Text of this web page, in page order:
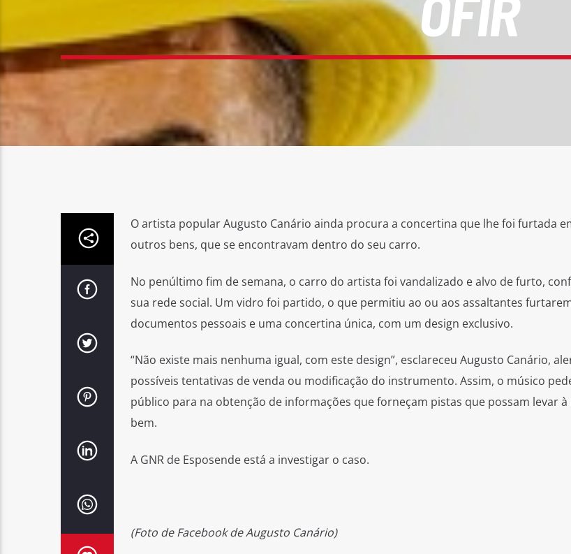
O artista popular Augusto Canário ainda procura a concertina que lhe foi furtada
outros bens, que se encontravam dentro do seu carro.
No penúltimo fim de semana, o carro do artista foi vandalizado e alvo de furto,
sua rede social. Um vidro foi partido, o que permitiu ao ou aos assaltantes
documentos pessoais e uma concertina única, com um design exclusivo.
“Não existe mais nenhuma igual, com este design”, esclareceu Augusto Canário,
possíveis tentativas de venda ou modificação do instrumento. Assim, o músico
público para na obtenção de informações que forneçam pistas que possam levar
bem.
A GNR de Esposende está a investigar o caso.
(Foto de Facebook de Augusto Canário)